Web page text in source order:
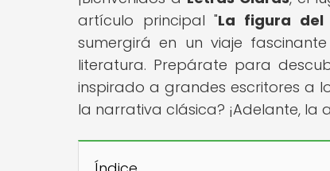
artículo principal "La figura del
sumergirá en un viaje
literatura. Prepárate para
inspirado a grandes escritores a
la narrativa clásica? ¡Adelante, la